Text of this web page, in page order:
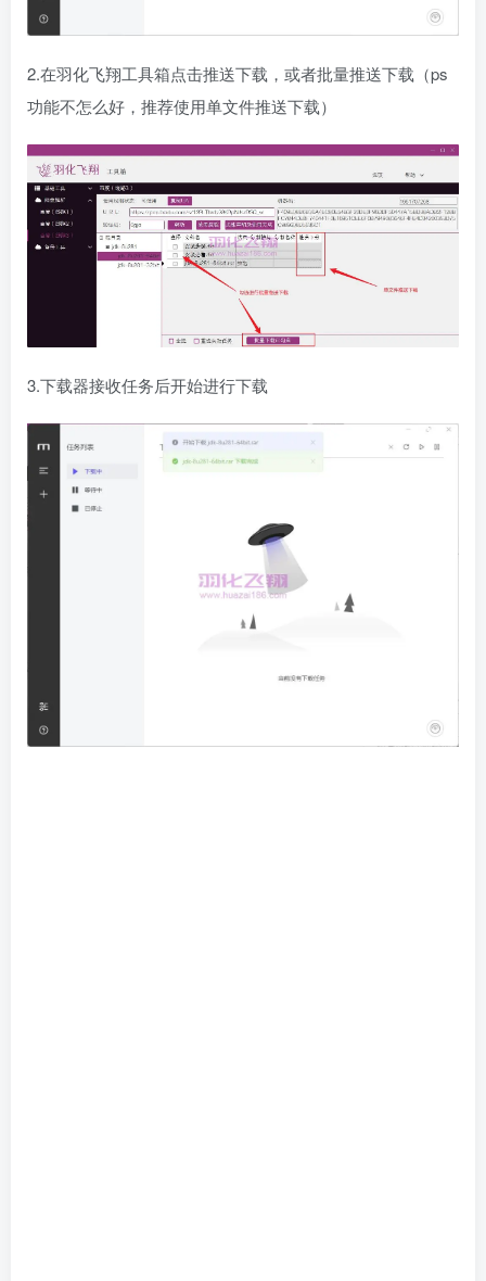
2.在羽化飞翔工具箱点击推送下载，或者批量推送下载（ps
功能不怎么好，推荐使用单文件推送下载）
3.下载器接收任务后开始进行下载